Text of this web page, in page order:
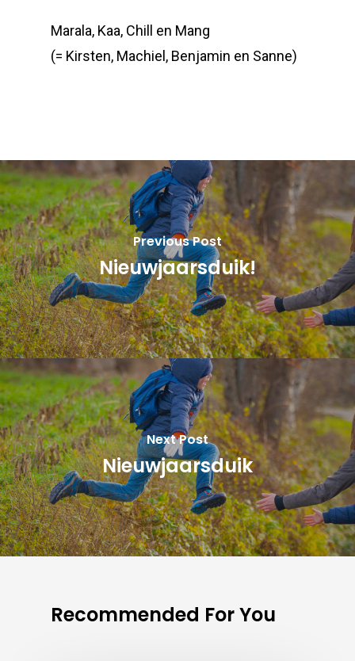
Marala, Kaa, Chill en Mang
(= Kirsten, Machiel, Benjamin en Sanne)
Previous Post
Nieuwjaarsduik!
Next Post
Nieuwjaarsduik
Recommended For You